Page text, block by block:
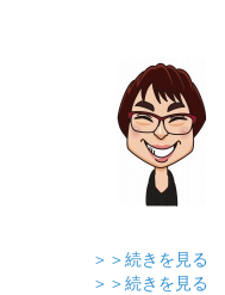
＞＞続きを見る
＞＞続きを見る